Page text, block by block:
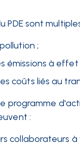
PDE sont
;
émissions à
coûts liés au
programme
:
collaborateurs